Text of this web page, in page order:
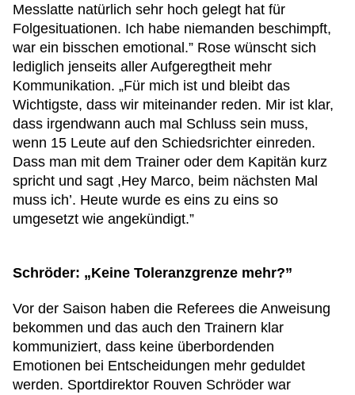
Messlatte natürlich sehr hoch gelegt hat für
Folgesituationen. Ich habe niemanden beschimpft,
war ein bisschen emotional.” Rose wünscht sich
lediglich jenseits aller Aufgeregtheit mehr
Kommunikation. „Für mich ist und bleibt das
Wichtigste, dass wir miteinander reden. Mir ist klar,
dass irgendwann auch mal Schluss sein muss,
wenn 15 Leute auf den Schiedsrichter einreden.
Dass man mit dem Trainer oder dem Kapitän kurz
spricht und sagt ,Hey Marco, beim nächsten Mal
muss ich’. Heute wurde es eins zu eins so
umgesetzt wie angekündigt.”
Schröder: „Keine Toleranzgrenze mehr?”
Vor der Saison haben die Referees die Anweisung
bekommen und das auch den Trainern klar
kommuniziert, dass keine überbordenden
Emotionen bei Entscheidungen mehr geduldet
werden. Sportdirektor Rouven Schröder war